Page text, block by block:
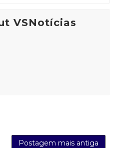
VSNotícias
Postagem mais antiga